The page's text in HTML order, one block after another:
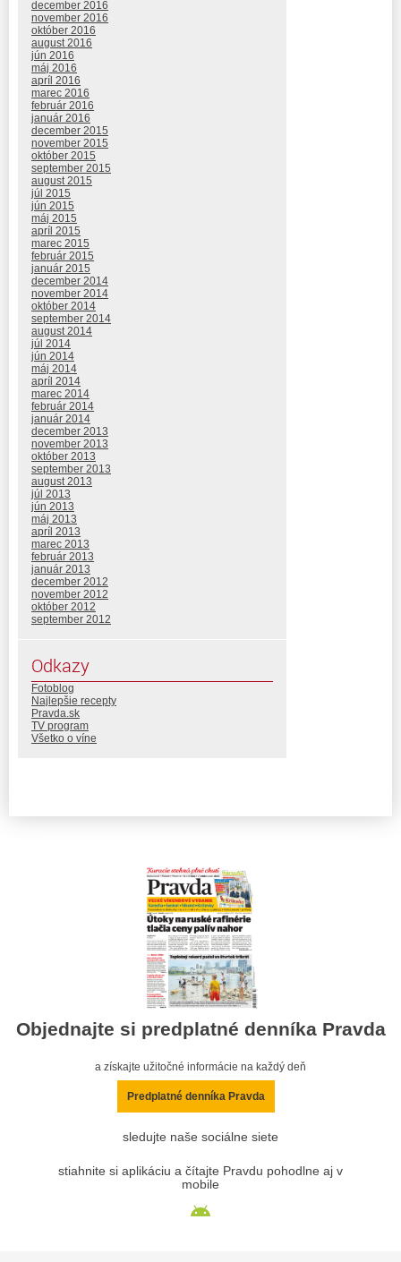
december 2016
november 2016
október 2016
august 2016
jún 2016
máj 2016
apríl 2016
marec 2016
február 2016
január 2016
december 2015
november 2015
október 2015
september 2015
august 2015
júl 2015
jún 2015
máj 2015
apríl 2015
marec 2015
február 2015
január 2015
december 2014
november 2014
október 2014
september 2014
august 2014
júl 2014
jún 2014
máj 2014
apríl 2014
marec 2014
február 2014
január 2014
december 2013
november 2013
október 2013
september 2013
august 2013
júl 2013
jún 2013
máj 2013
apríl 2013
marec 2013
február 2013
január 2013
december 2012
november 2012
október 2012
september 2012
Odkazy
Fotoblog
Najlepšie recepty
Pravda.sk
TV program
Všetko o víne
Objednajte si predplatné denníka Pravda
a získajte užitočné informácie na každý deň
Predplatné denníka Pravda
sledujte naše sociálne siete
stiahnite si aplikáciu a čítajte Pravdu pohodlne aj v
mobile